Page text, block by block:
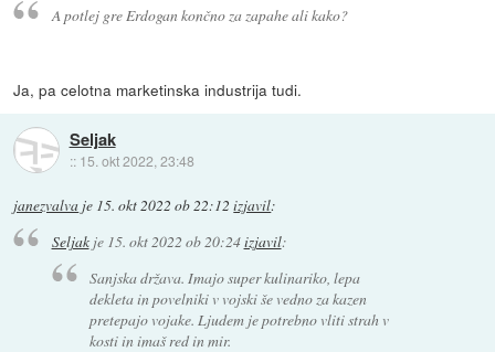
A potlej gre Erdogan končno za zapahe ali kako?
Ja, pa celotna marketinska industrija tudi.
Seljak
:: 15. okt 2022, 23:48
janezvalva je 15. okt 2022 ob 22:12 izjavil:
Seljakje 15. okt 2022 ob 20:24izjavil:
Sanjska država. Imajo super kulinariko, lepa
dekleta in povelniki v vojski še vedno za kazen
pretepajo vojake. Ljudem je potrebno vliti strah v
kosti in imaš red in mir.